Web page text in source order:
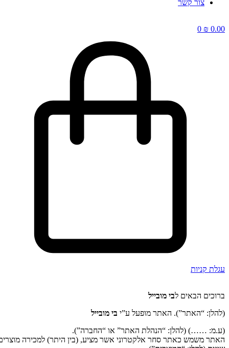
צור קשר
₪0.00
0
עגלת קניות
ברוכים הבאים ל בי מובייל
(להלן: “האתר”). האתר מופעל ע”יבי מובייל
(ע.מ: ……) (להלן: “הנהלת האתר” או “החברה”).
האתר משמש כאתר סחר אלקטרוני אשר מציע, (בין היתר) למכירה מוצרים